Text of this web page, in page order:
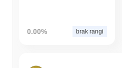
0.00% brak rangi